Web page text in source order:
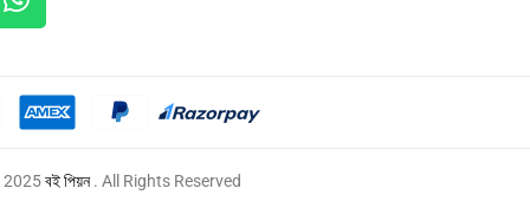
বই পিয়ন. All Rights Reserved